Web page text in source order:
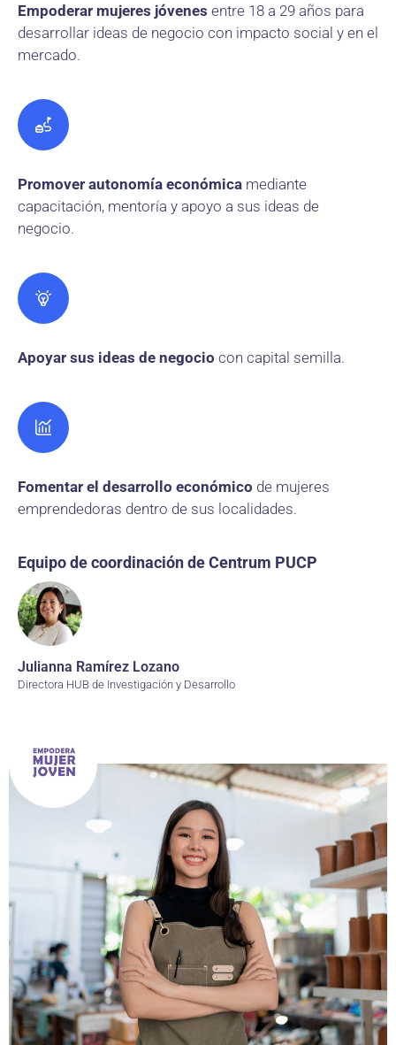
Empoderar mujeres jóvenes entre 18 a 29 años para
desarrollar ideas de negocio con impacto social y en el
mercado.
Promover autonomía económica mediante
capacitación, mentoría y apoyo a sus ideas de
negocio.
Apoyar sus ideas de negocio con capital semilla.
Fomentar el desarrollo económico de mujeres
emprendedoras dentro de sus localidades.
Equipo de coordinación de Centrum PUCP
Julianna Ramírez Lozano
Directora HUB de Investigación y Desarrollo